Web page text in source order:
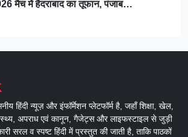
मैच में हैदराबाद का तूफान, पंजाब…
हिंदी न्यूज़ और इंफॉर्मेशन प्लेटफॉर्म है, जहाँ शिक्षा, खेल,
स्वास्थ्य, अपराध एवं कानून, गैजेट्स और लाइफस्टाइल से जुड़ी
सरल व स्पष्ट हिंदी में प्रस्तुत की जाती है, ताकि पाठकों